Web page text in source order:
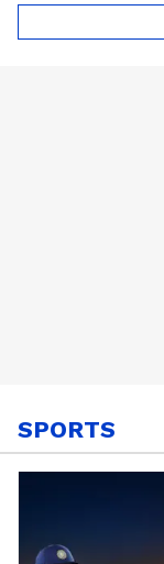
രാജ്യസഭാ
SPORTS